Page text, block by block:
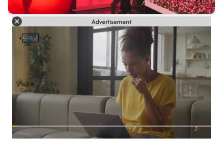
Advertisement